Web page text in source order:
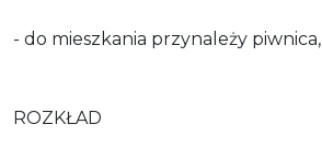
- do mieszkania przynależy piwnica,
ROZKŁAD